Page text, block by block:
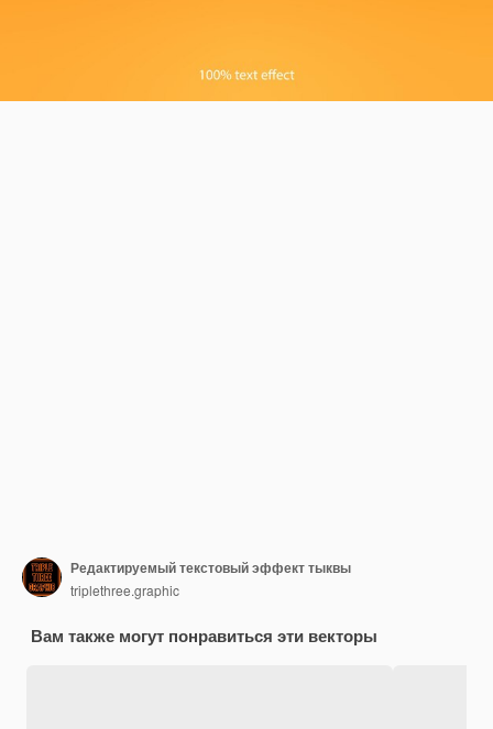
Редактируемый текстовый эффект тыквы
triplethree.graphic
Вам также могут понравиться эти векторы